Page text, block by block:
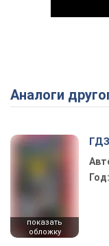
Аналоги
показать
обложку
Год: